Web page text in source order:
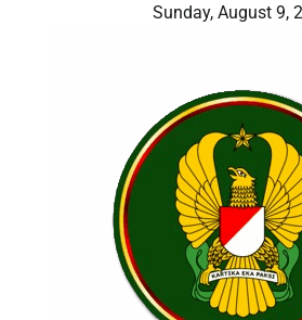
Sunday, August 9,